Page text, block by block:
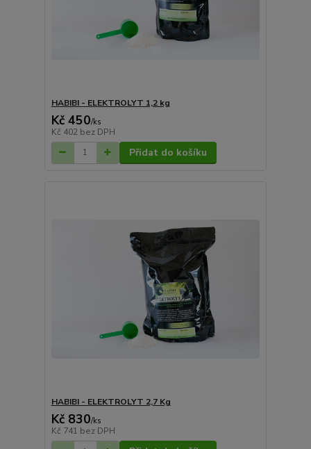
HABIBI - ELEKTROLYT 1,2 kg
Kč 450/ks
Kč 402 bez DPH
Přidat do košíku
HABIBI - ELEKTROLYT 2,7 Kg
Kč 830/ks
Kč 741 bez DPH